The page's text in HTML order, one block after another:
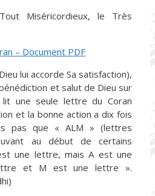
Miséricordieux, le Très
– Document PDF
lui accorde Sa satisfaction),
et salut de Dieu sur
une seule lettre du Coran
et la bonne action a dix fois
pas que « ALM » (lettres
au début de certains
une lettre, mais A est une
et M est une lettre ».